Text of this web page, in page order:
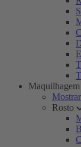
Maquilhagem
Rosto